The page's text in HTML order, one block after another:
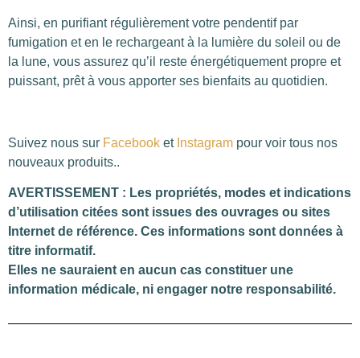
Ainsi, en purifiant régulièrement votre pendentif par
fumigation et en le rechargeant à la lumière du soleil ou de
la lune, vous assurez qu’il reste énergétiquement propre et
puissant, prêt à vous apporter ses bienfaits au quotidien.
Suivez nous sur Facebook et Instagram pour voir tous nos
nouveaux produits..
AVERTISSEMENT : Les propriétés, modes et indications
d’utilisation citées sont issues des ouvrages ou sites
Internet de référence. Ces informations sont données à
titre informatif.
Elles ne sauraient en aucun cas constituer une
information médicale, ni engager notre responsabilité.